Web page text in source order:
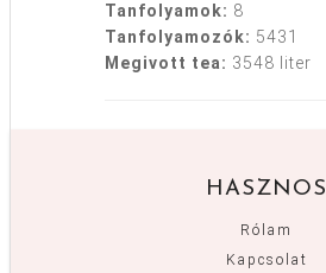
Tanfolyamok: 8
Tanfolyamozók: 5431
Megivott tea: 3548 liter
HASZNOS
Rólam
Kapcsolat